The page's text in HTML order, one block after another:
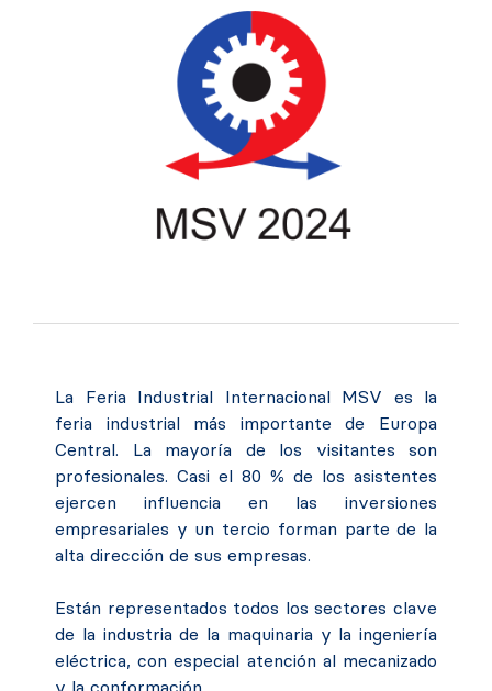
La Feria Industrial Internacional MSV es la
feria industrial más importante de Europa
Central. La mayoría de los visitantes son
profesionales. Casi el 80 % de los asistentes
ejercen influencia en las inversiones
empresariales y un tercio forman parte de la
alta dirección de sus empresas.
Están representados todos los sectores clave
de la industria de la maquinaria y la ingeniería
eléctrica, con especial atención al mecanizado